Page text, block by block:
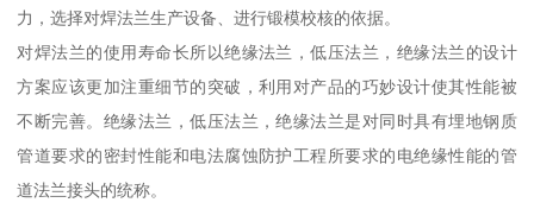
力，选择对焊法兰生产设备、进行锻模校核的依据。
对焊法兰的使用寿命长所以绝缘法兰，低压法兰，绝缘法兰的设计
方案应该更加注重细节的突破，利用对产品的巧妙设计使其性能被
不断完善。绝缘法兰，低压法兰，绝缘法兰是对同时具有埋地钢质
管道要求的密封性能和电法腐蚀防护工程所要求的电绝缘性能的管
道法兰接头的统称。